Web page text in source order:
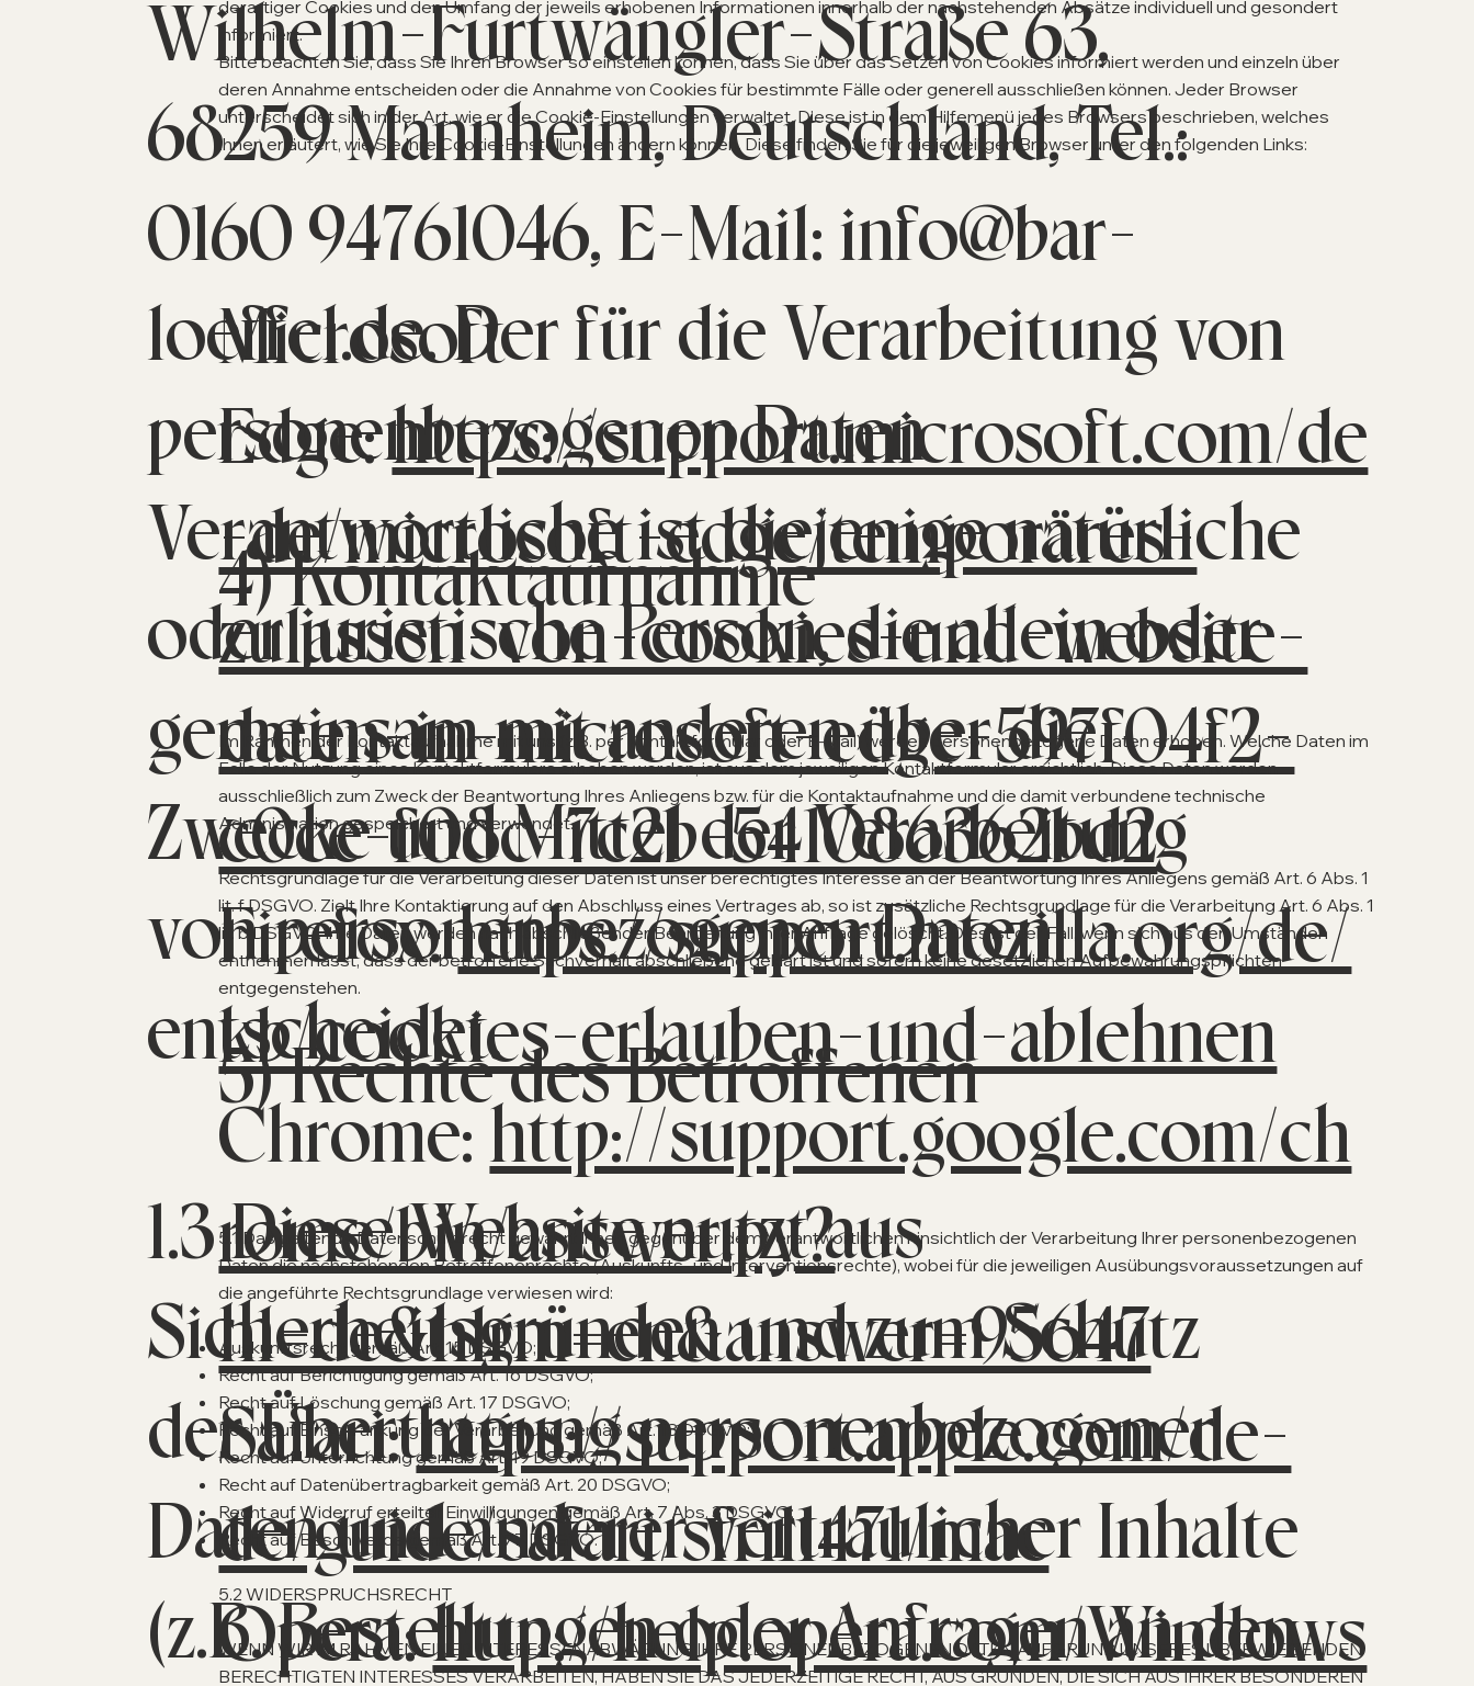
Wilhelm-Furtwängler-Straße 63,
68259 Mannheim, Deutschland, Tel.:
0160 94761046, E-Mail: info@bar-
loeffel.de. Der für die Verarbeitung von
personenbezogenen Daten
Verantwortliche ist diejenige natürliche
oder juristische Person, die allein oder
gemeinsam mit anderen über die
Zwecke und Mittel der Verarbeitung
von personenbezogenen Daten
entscheidet.
1.3 Diese Website nutzt aus
Sicherheitsgründen und zum Schutz
der Übertragung personenbezogener
Daten und anderer vertraulicher Inhalte
(z.B. Bestellungen oder Anfragen an den
derartiger Cookies und den Umfang der jeweils erhobenen Informationen innerhalb der nachstehenden Absätze individuell und gesondert
informiert.
Bitte beachten Sie, dass Sie Ihren Browser so einstellen können, dass Sie über das Setzen von Cookies informiert werden und einzeln über
deren Annahme entscheiden oder die Annahme von Cookies für bestimmte Fälle oder generell ausschließen können. Jeder Browser
unterscheidet sich in der Art, wie er die Cookie-Einstellungen verwaltet. Diese ist in dem Hilfemenü jedes Browsers beschrieben, welches
Ihnen erläutert, wie Sie Ihre Cookie-Einstellungen ändern können. Diese finden Sie für die jeweiligen Browser unter den folgenden Links:
Microsoft
Edge:https://support.microsoft.com/de
-de/microsoft-edge/temporäres-
zulassen-von-cookies-und-website-
daten-in-microsoft-edge-597f04f2-
c0ce-f08c-7c2b-541086362bd2
Firefox:https://support.mozilla.org/de/
kb/cookies-erlauben-und-ablehnen
Chrome: http://support.google.com/ch
rome/bin/answer.py?
hl=de&hlrm=en&answer=95647
Safari:https://support.apple.com/de-
de/guide/safari/sfri11471/mac
Opera:http://help.opera.com/Windows
4) Kontaktaufnahme
Im Rahmen der Kontaktaufnahme mit uns (z.B. per Kontaktformular oder E-Mail) werden personenbezogene Daten erhoben. Welche Daten im
Falle der Nutzung eines Kontaktformulars erhoben werden, ist aus dem jeweiligen Kontaktformular ersichtlich. Diese Daten werden
ausschließlich zum Zweck der Beantwortung Ihres Anliegens bzw. für die Kontaktaufnahme und die damit verbundene technische
Administration gespeichert und verwendet.
Rechtsgrundlage für die Verarbeitung dieser Daten ist unser berechtigtes Interesse an der Beantwortung Ihres Anliegens gemäß Art. 6 Abs. 1
lit. f DSGVO. Zielt Ihre Kontaktierung auf den Abschluss eines Vertrages ab, so ist zusätzliche Rechtsgrundlage für die Verarbeitung Art. 6 Abs. 1
lit. b DSGVO. Ihre Daten werden nach abschließender Bearbeitung Ihrer Anfrage gelöscht. Dies ist der Fall, wenn sich aus den Umständen
entnehmen lässt, dass der betroffene Sachverhalt abschließend geklärt ist und sofern keine gesetzlichen Aufbewahrungspflichten
entgegenstehen.
5) Rechte des Betroffenen
5.1 Das geltende Datenschutzrecht gewährt Ihnen gegenüber dem Verantwortlichen hinsichtlich der Verarbeitung Ihrer personenbezogenen
Daten die nachstehenden Betroffenenrechte (Auskunfts- und Interventionsrechte), wobei für die jeweiligen Ausübungsvoraussetzungen auf
die angeführte Rechtsgrundlage verwiesen wird:
Auskunftsrecht gemäß Art. 15 DSGVO;
Recht auf Berichtigung gemäß Art. 16 DSGVO;
Recht auf Löschung gemäß Art. 17 DSGVO;
Recht auf Einschränkung der Verarbeitung gemäß Art. 18 DSGVO;
Recht auf Unterrichtung gemäß Art. 19 DSGVO;
Recht auf Datenübertragbarkeit gemäß Art. 20 DSGVO;
Recht auf Widerruf erteilter Einwilligungen gemäß Art. 7 Abs. 3 DSGVO;
Recht auf Beschwerde gemäß Art. 77 DSGVO.
5.2 WIDERSPRUCHSRECHT
WENN WIR IM RAHMEN EINER INTERESSENABWÄGUNG IHRE PERSONENBEZOGENEN DATEN AUFGRUND UNSERES ÜBERWIEGENDEN
BERECHTIGTEN INTERESSES VERARBEITEN, HABEN SIE DAS JEDERZEITIGE RECHT, AUS GRÜNDEN, DIE SICH AUS IHRER BESONDEREN